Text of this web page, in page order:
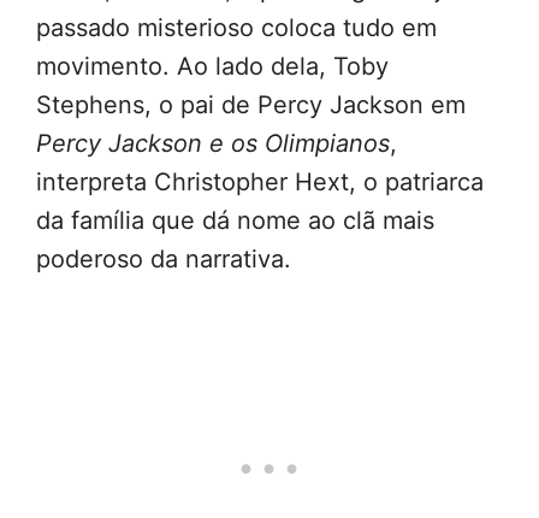
passado misterioso coloca tudo em
movimento. Ao lado dela, Toby
Stephens, o pai de Percy Jackson em
Percy Jackson e os Olimpianos,
interpreta Christopher Hext, o patriarca
da família que dá nome ao clã mais
poderoso da narrativa.